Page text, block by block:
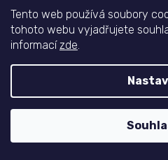
Tento web používá soubory
tohoto webu vyjadřujete
informacízde.